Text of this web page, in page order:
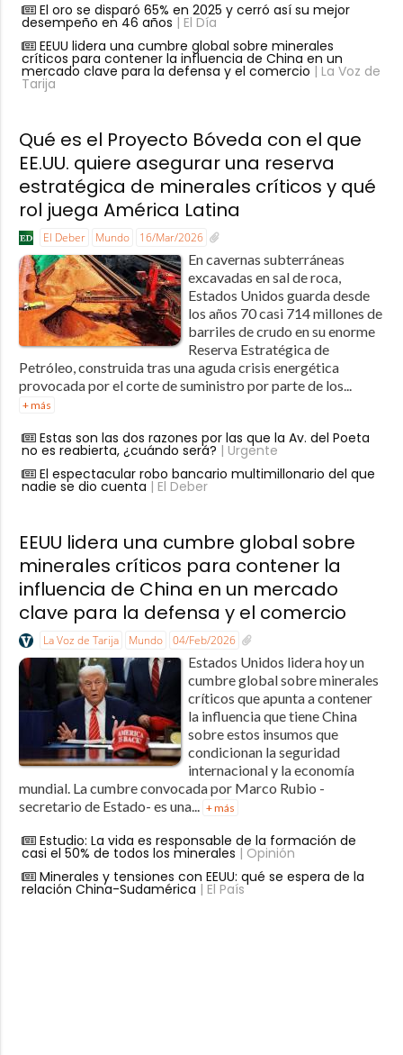
El oro se disparó 65% en 2025 y cerró así su mejor
desempeño en 46 años | El Día
EEUU lidera una cumbre global sobre minerales
críticos para contener la influencia de China en un
mercado clave para la defensa y el comercio | La Voz de
Tarija
Qué es el Proyecto Bóveda con el que
EE.UU. quiere asegurar una reserva
estratégica de minerales críticos y qué
rol juega América Latina
El Deber Mundo 16/Mar/2026
En cavernas subterráneas
excavadas en sal de roca,
Estados Unidos guarda desde
los años 70 casi 714 millones de
barriles de crudo en su enorme
Reserva Estratégica de
Petróleo, construida tras una aguda crisis energética
provocada por el corte de suministro por parte de los...
+ más
Estas son las dos razones por las que la Av. del Poeta
no es reabierta, ¿cuándo será? | Urgente
El espectacular robo bancario multimillonario del que
nadie se dio cuenta | El Deber
EEUU lidera una cumbre global sobre
minerales críticos para contener la
influencia de China en un mercado
clave para la defensa y el comercio
La Voz de Tarija Mundo 04/Feb/2026
Estados Unidos lidera hoy un
cumbre global sobre minerales
críticos que apunta a contener
la influencia que tiene China
sobre estos insumos que
condicionan la seguridad
internacional y la economía
mundial. La cumbre convocada por Marco Rubio -
secretario de Estado- es una... + más
Estudio: La vida es responsable de la formación de
casi el 50% de todos los minerales | Opinión
Minerales y tensiones con EEUU: qué se espera de la
relación China-Sudamérica | El País